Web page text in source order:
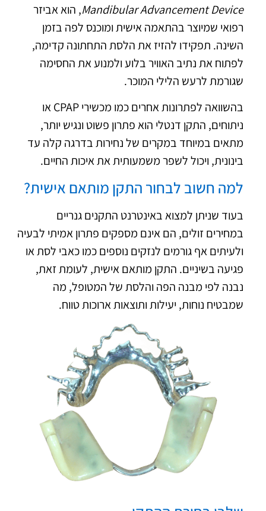
Mandibular Advancement Device, הוא אביזר
רפואי שמיוצר בהתאמה אישית ומוכנס לפה בזמן
השינה. תפקידו להזיז את הלסת התחתונה קדימה,
לפתוח את נתיב האוויר בלוע ולמנוע את החסימה
שגורמת לרעש הלילי המוכר.
בהשוואה לפתרונות אחרים כמו מכשירי CPAP או
ניתוחים, התקן דנטלי הוא פתרון פשוט ונגיש יותר,
מתאים במיוחד במקרים של נחירות בדרגה קלה עד
בינונית, ויכול לשפר משמעותית את איכות החיים.
למה חשוב לבחור התקן מותאם אישית?
בעוד שניתן למצוא באינטרנט התקנים גנריים
במחירים זולים, הם אינם מספקים פתרון אמיתי לבעיה
ולעיתים אף גורמים לנזקים נוספים כמו כאבי לסת או
פגיעה בשיניים. התקן מותאם אישית, לעומת זאת,
נבנה לפי מבנה הפה והלסת של המטופל, מה
שמבטיח נוחות, יעילות ותוצאות ארוכות טווח.